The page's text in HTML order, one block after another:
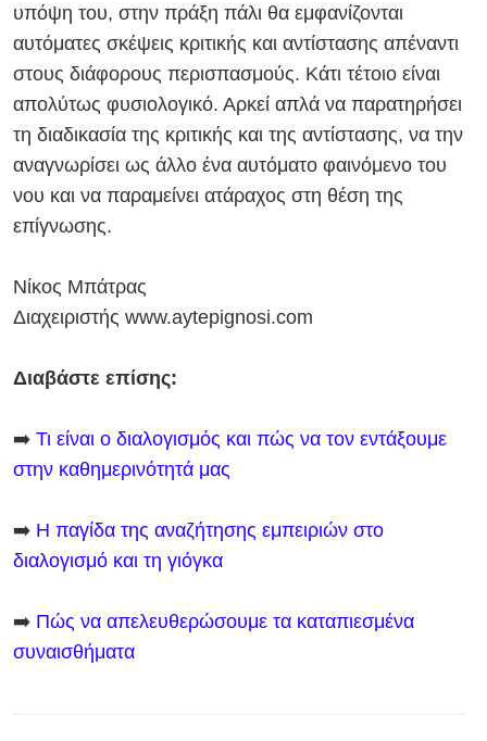
υπόψη του, στην πράξη πάλι θα εμφανίζονται
αυτόματες σκέψεις κριτικής και αντίστασης απέναντι
στους διάφορους περισπασμούς. Κάτι τέτοιο είναι
απολύτως φυσιολογικό. Αρκεί απλά να παρατηρήσει
τη διαδικασία της κριτικής και της αντίστασης, να την
αναγνωρίσει ως άλλο ένα αυτόματο φαινόμενο του
νου και να παραμείνει ατάραχος στη θέση της
επίγνωσης.
Νίκος Μπάτρας
Διαχειριστής www.aytepignosi.com
Διαβάστε επίσης:
➡️ Τι είναι ο διαλογισμός και πώς να τον εντάξουμε
στην καθημερινότητά μας
➡️ Η παγίδα της αναζήτησης εμπειριών στο
διαλογισμό και τη γιόγκα
➡️ Πώς να απελευθερώσουμε τα καταπιεσμένα
συναισθήματα